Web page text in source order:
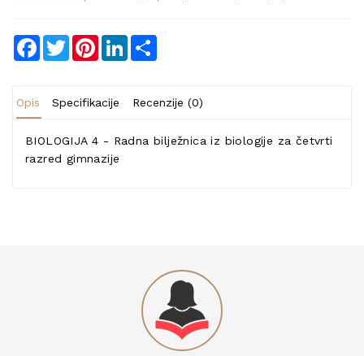
Facebook
TwitterPinterestLinkedIn
Opis Specifikacije Recenzije (0)
BIOLOGIJA 4 - Radna bilježnica iz biologije za četvrti
razred gimnazije